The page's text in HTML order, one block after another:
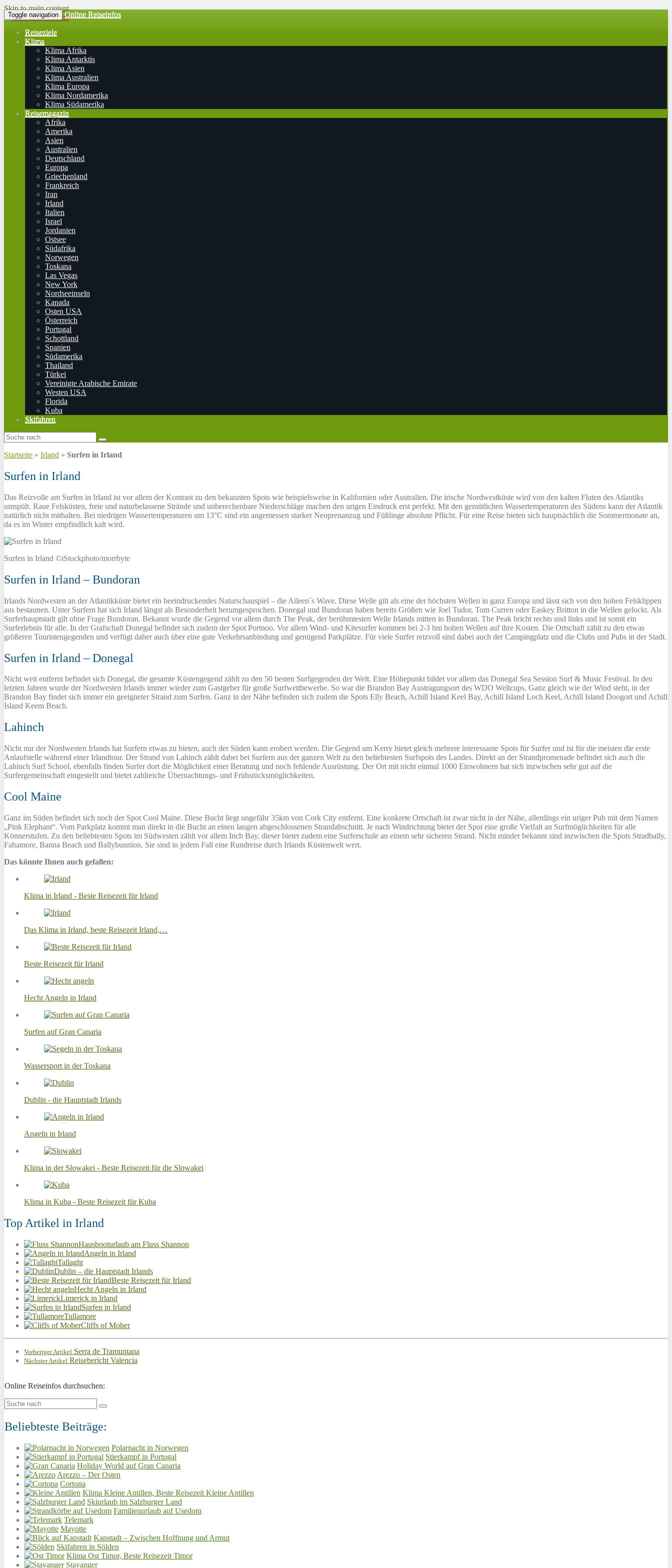
Skip to main content
Toggle navigation Online Reiseinfos
Reiseziele
Klima
Klima Afrika
Klima Antarktis
Klima Asien
Klima Australien
Klima Europa
Klima Nordamerika
Klima Südamerika
Reisemagazin
Afrika
Amerika
Asien
Australien
Deutschland
Europa
Griechenland
Frankreich
Iran
Irland
Italien
Israel
Jordanien
Ostsee
Südafrika
Norwegen
Toskana
Las Vegas
New York
Nordseeinseln
Kanada
Osten USA
Österreich
Portugal
Schottland
Spanien
Südamerika
Thailand
Türkei
Vereinigte Arabische Emirate
Westen USA
Florida
Kuba
Skifahren
Startseite » Irland » Surfen in Irland
Surfen in Irland
Das Reizvolle am Surfen in Irland ist vor allem der Kontrast zu den bekannten Spots wie beispielsweise in Kalifornien oder Australien. Die irische Nordwestküste wird von den kalten Fluten des Atlantiks
umspült. Raue Felsküsten, freie und naturbelassene Strände und unberechenbare Niederschläge machen den urigen Eindruck erst perfekt. Mit den gemütlichen Wassertemperaturen des Südens kann der Atlantik
natürlich nicht mithalten. Bei niedrigen Wassertemperaturen um 13°C sind ein angemessen starker Neoprenanzug und Füßlinge absolute Pflicht. Für eine Reise bieten sich hauptsächlich die Sommermonate an,
da es im Winter empfindlich kalt wird.
Surfen in Irland ©iStockphoto/morrbyte
Surfen in Irland – Bundoran
Irlands Nordwesten an der Atlantikküste bietet ein beeindruckendes Naturschauspiel – die Aileen´s Wave. Diese Welle gilt als eine der höchsten Wellen in ganz Europa und lässt sich von den hohen Felsklippen
aus bestaunen. Unter Surfern hat sich Irland längst als Besonderheit herumgesprochen. Donegal und Bundoran haben bereits Größen wie Joel Tudor, Tom Curren oder Easkey Britton in die Wellen gelockt. Als
Surferhauptstadt gilt ohne Frage Bundoran. Bekannt wurde die Gegend vor allem durch The Peak, der berühmtesten Welle Irlands mitten in Bundoran. The Peak bricht rechts und links und ist somit ein
Surferlebnis für alle. In der Grafschaft Donegal befindet sich zudem der Spot Portnoo. Vor allem Wind- und Kitesurfer kommen bei 2-3 hm hohen Wellen auf ihre Kosten. Die Ortschaft zählt zu den etwas
größeren Touristengegenden und verfügt daher auch über eine gute Verkehrsanbindung und genügend Parkplätze. Für viele Surfer reizvoll sind dabei auch der Campingplatz und die Clubs und Pubs in der Stadt.
Surfen in Irland – Donegal
Nicht weit entfernt befindet sich Donegal, die gesamte Küstengegend zählt zu den 50 besten Surfgegenden der Welt. Eine Höhepunkt bildet vor allem das Donegal Sea Session Surf & Music Festival. In den
letzten Jahren wurde der Nordwesten Irlands immer wieder zum Gastgeber für große Surfwettbewerbe. So war die Brandon Bay Austragungsort des WDO Weltcups. Ganz gleich wie der Wind steht, in der
Brandon Bay findet sich immer ein geeigneter Strand zum Surfen. Ganz in der Nähe befinden sich zudem die Spots Elly Beach, Achill Island Keel Bay, Achill Island Loch Keel, Achill Island Doogort und Achill
Island Keem Beach.
Lahinch
Nicht nur der Nordwesten Irlands hat Surfern etwas zu bieten, auch der Süden kann erobert werden. Die Gegend um Kerry bietet gleich mehrere interessante Spots für Surfer und ist für die meisten die erste
Anlaufstelle während einer Irlandtour. Der Strand von Lahinch zählt dabei bei Surfern aus der ganzen Welt zu den beliebtesten Surfspots des Landes. Direkt an der Strandpromenade befindet sich auch die
Lahinch Surf School, ebenfalls finden Surfer dort die Möglichkeit einer Beratung und noch fehlende Ausrüstung. Der Ort mit nicht einmal 1000 Einwohnern hat sich inzwischen sehr gut auf die
Surfergemeinschaft eingestellt und bietet zahlreiche Übernachtungs- und Frühstücksmöglichkeiten.
Cool Maine
Ganz im Süden befindet sich noch der Spot Cool Maine. Diese Bucht liegt ungefähr 35km von Cork City entfernt. Eine konkrete Ortschaft ist zwar nicht in der Nähe, allerdings ein uriger Pub mit dem Namen
„Pink Elephant“. Vom Parkplatz kommt man direkt in die Bucht an einen langen abgeschlossenen Strandabschnitt. Je nach Windrichtung bietet der Spot eine große Vielfalt an Surfmöglichkeiten für alle
Könnerstufen. Zu den beliebtesten Spots im Südwesten zählt vor allem Inch Bay, dieser bietet zudem eine Surferschule an einem sehr sicheren Strand. Nicht minder bekannt sind inzwischen die Spots Stradbally,
Fahamore, Banna Beach und Ballybunnion. Sie sind in jedem Fall eine Rundreise durch Irlands Küstenwelt wert.
Das könnte Ihnen auch gefallen:
Klima in Irland - Beste Reisezeit für Irland
Das Klima in Irland, beste Reisezeit Irland,…
Beste Reisezeit für Irland
Hecht Angeln in Irland
Surfen auf Gran Canaria
Wassersport in der Toskana
Dublin - die Hauptstadt Irlands
Angeln in Irland
Klima in der Slowakei - Beste Reisezeit für die Slowakei
Klima in Kuba - Beste Reisezeit für Kuba
Top Artikel in Irland
Hausbooturlaub am Fluss Shannon
Angeln in Irland
Tallaght
Dublin – die Hauptstadt Irlands
Beste Reisezeit für Irland
Hecht Angeln in Irland
Limerick in Irland
Surfen in Irland
Tullamore
Cliffs of Moher
Vorheriger Artikel Serra de Tramuntana
Nächster Artikel Reisebericht Valencia
Online Reiseinfos durchsuchen:
Beliebteste Beiträge:
Polarnacht in Norwegen
Stierkampf in Portugal
Holiday World auf Gran Canaria
Arezzo – Der Osten
Cortona
Klima Kleine Antillen, Beste Reisezeit Kleine Antillen
Skiurlaub im Salzburger Land
Familienurlaub auf Usedom
Telemark
Mayotte
Kapstadt – Zwischen Hoffnung und Armut
Skifahren in Sölden
Klima Ost Timor, Beste Reisezeit Timor
Stavanger